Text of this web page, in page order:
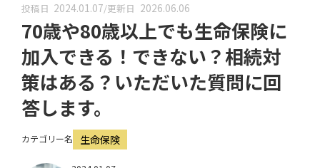
投稿日 2024.01.07/更新日 2026.06.06
70歳や80歳以上でも生命保険に
加入できる！できない？相続対
策はある？いただいた質問に回
答します。
カテゴリー名 生命保険